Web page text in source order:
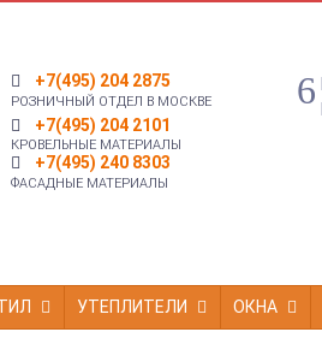
+7(495) 204 2875
РОЗНИЧНЫЙ ОТДЕЛ В МОСКВЕ
+7(495) 204 2101
КРОВЕЛЬНЫЕ МАТЕРИАЛЫ
+7(495) 240 8303
ФАСАДНЫЕ МАТЕРИАЛЫ
УТЕПЛИТЕЛИ ОКНА